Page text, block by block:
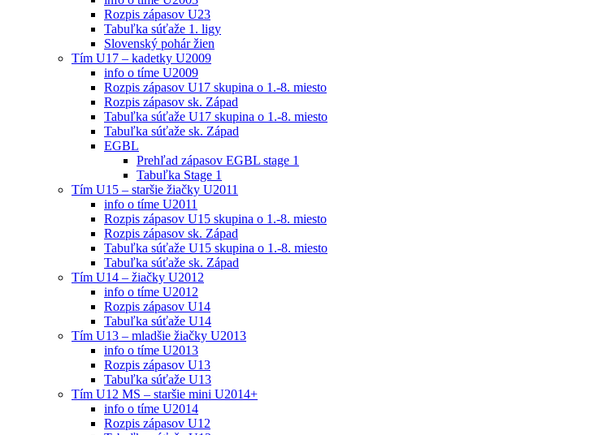
Rozpis zápasov U23
Tabuľka súťaže 1. ligy
Slovenský pohár žien
Tím U17 – kadetky U2009
info o tíme U2009
Rozpis zápasov U17 skupina o 1.-8. miesto
Rozpis zápasov sk. Západ
Tabuľka súťaže U17 skupina o 1.-8. miesto
Tabuľka súťaže sk. Západ
EGBL
Prehľad zápasov EGBL stage 1
Tabuľka Stage 1
Tím U15 – staršie žiačky U2011
info o tíme U2011
Rozpis zápasov U15 skupina o 1.-8. miesto
Rozpis zápasov sk. Západ
Tabuľka súťaže U15 skupina o 1.-8. miesto
Tabuľka súťaže sk. Západ
Tím U14 – žiačky U2012
info o tíme U2012
Rozpis zápasov U14
Tabuľka súťaže U14
Tím U13 – mladšie žiačky U2013
info o tíme U2013
Rozpis zápasov U13
Tabuľka súťaže U13
Tím U12 MS – staršie mini U2014+
info o tíme U2014
Rozpis zápasov U12